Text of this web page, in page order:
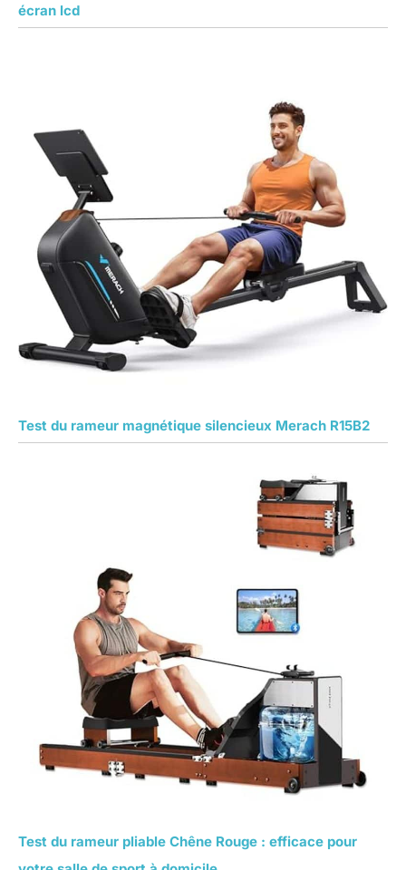
écran lcd
Test du rameur magnétique silencieux Merach R15B2
Test du rameur pliable Chêne Rouge : efficace pour